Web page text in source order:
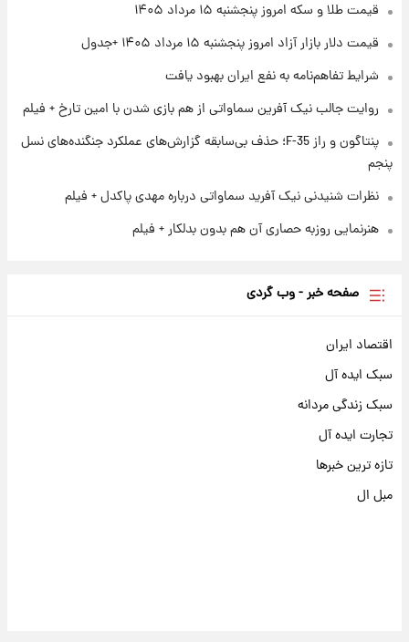
۱ روز پیش
نام خودرو، مبلغ پیش پرداخت و زمان تحویل |
سود مشارکت چند درصد است؟
قیمت طلا و سکه امروز پنجشنبه ۱۵ مرداد ۱۴۰۵
قیمت دلار بازار آزاد امروز پنجشنبه ۱۵ مرداد ۱۴۰۵ +جدول
شرایط تفاهم‌نامه به نفع ایران بهبود یافت
روایت جالب نیک آفرین سماواتی از هم بازی شدن با امین تارخ + فیلم
پنتاگون و راز F-35؛ حذف بی‌سابقه گزارش‌های عملکرد جنگنده‌های نسل
پنجم
نظرات شنیدنی نیک آفرید سماواتی درباره مهدی پاکدل + فیلم
هنرنمایی روزبه حصاری آن هم بدون بدلکار + فیلم
صفحه خبر - وب گردی
اقتصاد ایران
سبک ایده آل
سبک زندگی مردانه
تجارت ایده آل
تازه ترین خبرها
مبل ال